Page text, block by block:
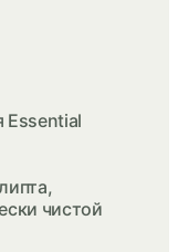
Essential
чистой